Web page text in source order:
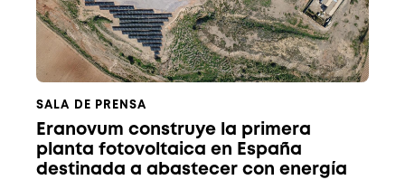
SALA DE PRENSA
Eranovum construye la primera
planta fotovoltaica en España
destinada a abastecer con energía